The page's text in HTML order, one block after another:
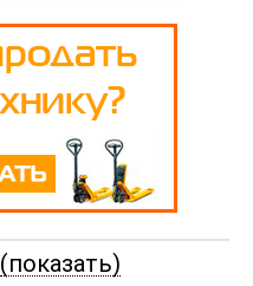
(показать)